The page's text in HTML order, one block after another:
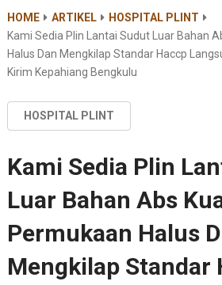
HOME ARTIKEL
HOSPITAL PLINT
Kami Sedia Plin Lantai Sudut Luar Bahan
Halus Dan Mengkilap Standar Haccp
Kirim Kepahiang Bengkulu
HOSPITAL PLINT
Kami Sedia Plin
Luar Bahan Abs
Permukaan Halus
Mengkilap Standar